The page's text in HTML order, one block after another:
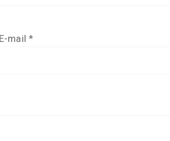
E-mail*